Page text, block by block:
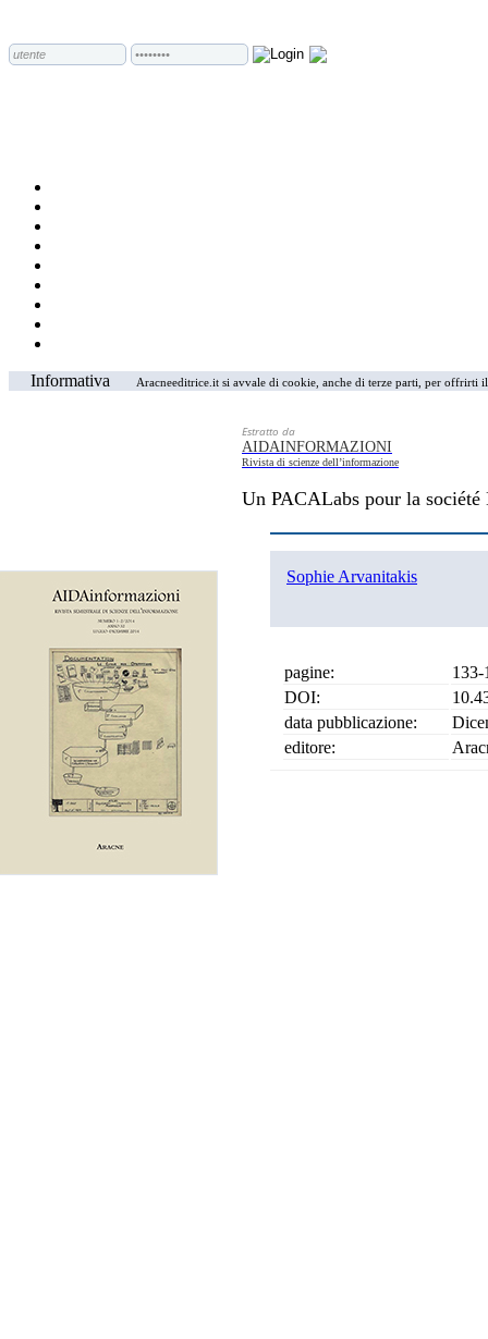
Informativa Aracneeditrice.it si avvale di cookie, anche di terze parti, per
Estratto da
AIDAINFORMAZIONI
Rivista di scienze dell’informazione
Un PACALabs pour la société
Sophie Arvanitakis
pagine:
133-
DOI:
data pubblicazione:
editore: